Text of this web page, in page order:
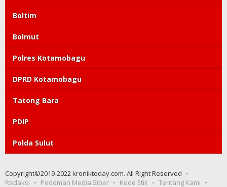
Boltim
Bolmut
Polres Kotamobagu
DPRD Kotamobagu
Tatong Bara
PDIP
Polda Sulut
Copyright©2019-2022 kroniktoday.com. All Right Reserved
Redaksi
Pedoman Media Siber Kode Etik Tentang Kami